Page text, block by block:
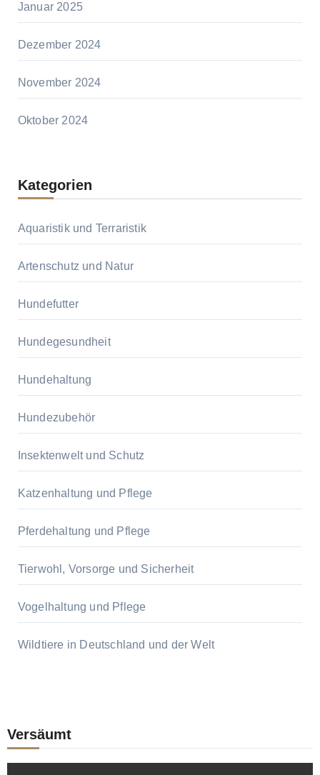
Januar 2025
Dezember 2024
November 2024
Oktober 2024
Kategorien
Aquaristik und Terraristik
Artenschutz und Natur
Hundefutter
Hundegesundheit
Hundehaltung
Hundezubehör
Insektenwelt und Schutz
Katzenhaltung und Pflege
Pferdehaltung und Pflege
Tierwohl, Vorsorge und Sicherheit
Vogelhaltung und Pflege
Wildtiere in Deutschland und der Welt
Versäumt